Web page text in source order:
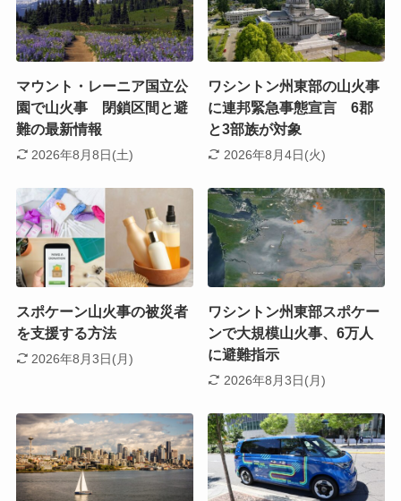
マウント・レーニア国立公
園で山火事 閉鎖区間と避
難の最新情報
2026年8月8日(土)
ワシントン州東部の山火事
に連邦緊急事態宣言 6郡
と3部族が対象
2026年8月4日(火)
スポケーン山火事の被災者
を支援する方法
2026年8月3日(月)
ワシントン州東部スポケー
ンで大規模山火事、6万人
に避難指示
2026年8月3日(月)